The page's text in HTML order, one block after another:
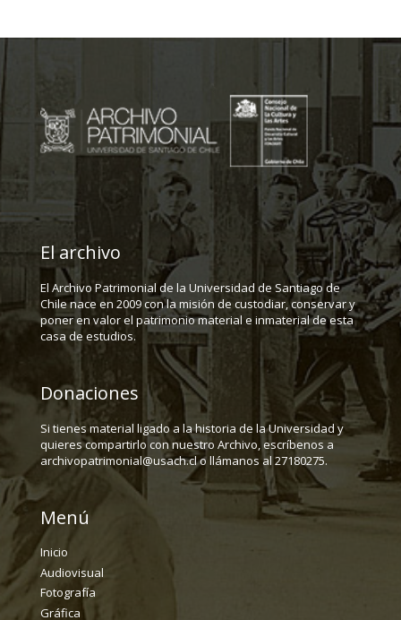
El archivo
El Archivo Patrimonial de la Universidad de Santiago de
Chile nace en 2009 con la misión de custodiar, conservar y
poner en valor el patrimonio material e inmaterial de esta
casa de estudios.
Donaciones
Si tienes material ligado a la historia de la Universidad y
quieres compartirlo con nuestro Archivo, escríbenos a
archivopatrimonial@usach.cl o llámanos al 27180275.
Menú
Inicio
Audiovisual
Fotografía
Gráfica